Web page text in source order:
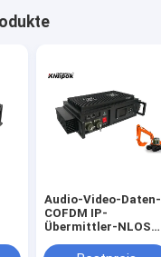
Audio-Video-Daten-
COFDM IP-
Übermittler-NLOS
Richtungs